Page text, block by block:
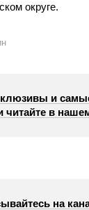
округе.
и
читайте в
на